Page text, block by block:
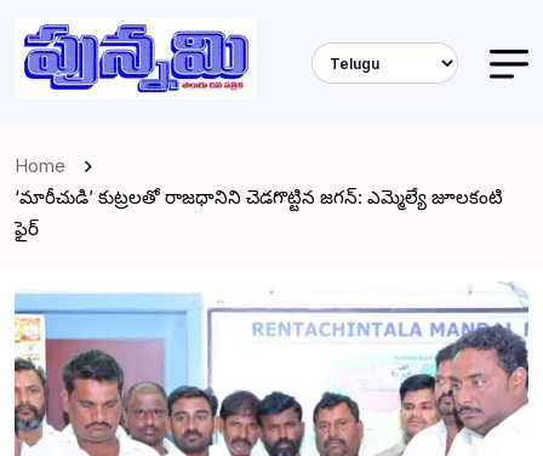
Home
‘మారీచుడి’ కుట్రలతో రాజధానిని చెడగొట్టిన జగన్: ఎమ్మెల్యే జూలకంటి
ఫైర్